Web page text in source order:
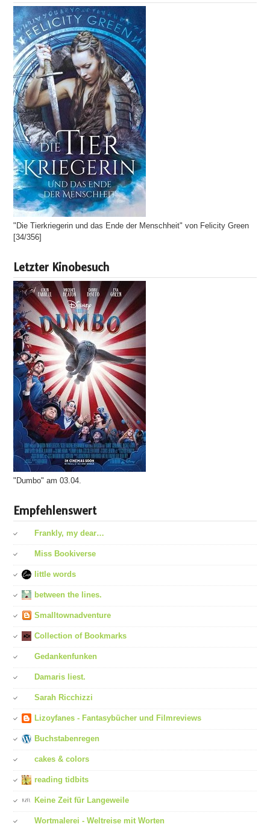
"Die Tierkriegerin und das Ende der Menschheit" von Felicity Green
[34/356]
Letzter Kinobesuch
"Dumbo" am 03.04.
Empfehlenswert
Frankly, my dear…
Miss Bookiverse
little words
between the lines.
Smalltownadventure
Collection of Bookmarks
Gedankenfunken
Damaris liest.
Sarah Ricchizzi
Lizoyfanes - Fantasybücher und Filmreviews
Buchstabenregen
cakes & colors
reading tidbits
Keine Zeit für Langeweile
Wortmalerei - Weltreise mit Worten